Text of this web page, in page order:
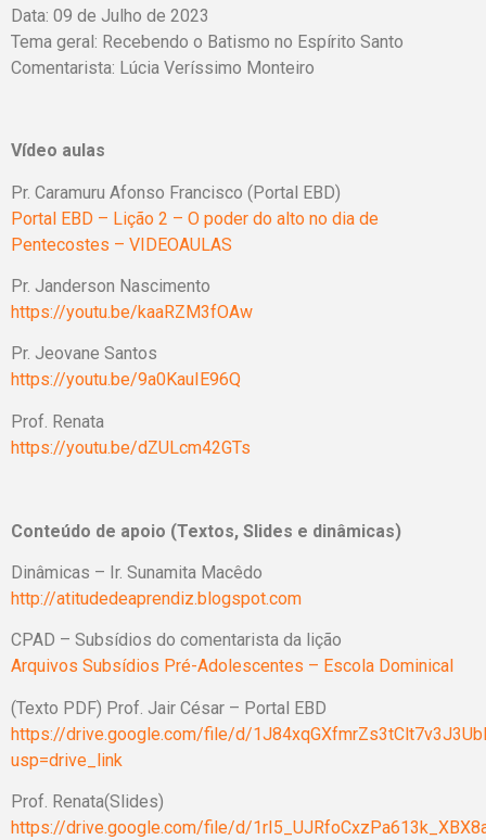
Data: 09 de Julho de 2023
Tema geral: Recebendo o Batismo no Espírito Santo
Comentarista: Lúcia Veríssimo Monteiro
Vídeo aulas
Pr. Caramuru Afonso Francisco (Portal EBD)
Portal EBD – Lição 2 – O poder do alto no dia de
Pentecostes – VIDEOAULAS
Pr. Janderson Nascimento
https://youtu.be/kaaRZM3fOAw
Pr. Jeovane Santos
https://youtu.be/9a0KauIE96Q
Prof. Renata
https://youtu.be/dZULcm42GTs
Conteúdo de apoio (Textos, Slides e dinâmicas)
Dinâmicas – Ir. Sunamita Macêdo
http://atitudedeaprendiz.blogspot.com
CPAD – Subsídios do comentarista da lição
Arquivos Subsídios Pré-Adolescentes – Escola Dominical
(Texto PDF) Prof. Jair César – Portal EBD
https://drive.google.com/file/d/
usp=drive_link
Prof. Renata(Slides)
https://drive.google.com/file/d/